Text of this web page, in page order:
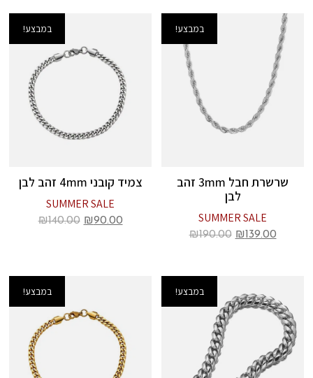
במבצע!
שרשרת חבל 3mm זהב
לבן
SUMMER SALE
₪ 139.00
₪190.00
במבצע!
צמיד קובני 4mm זהב לבן
SUMMER SALE
₪90.00
₪140.00
במבצע! במבצע!